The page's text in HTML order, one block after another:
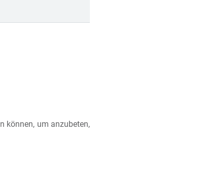
können, um anzubeten,